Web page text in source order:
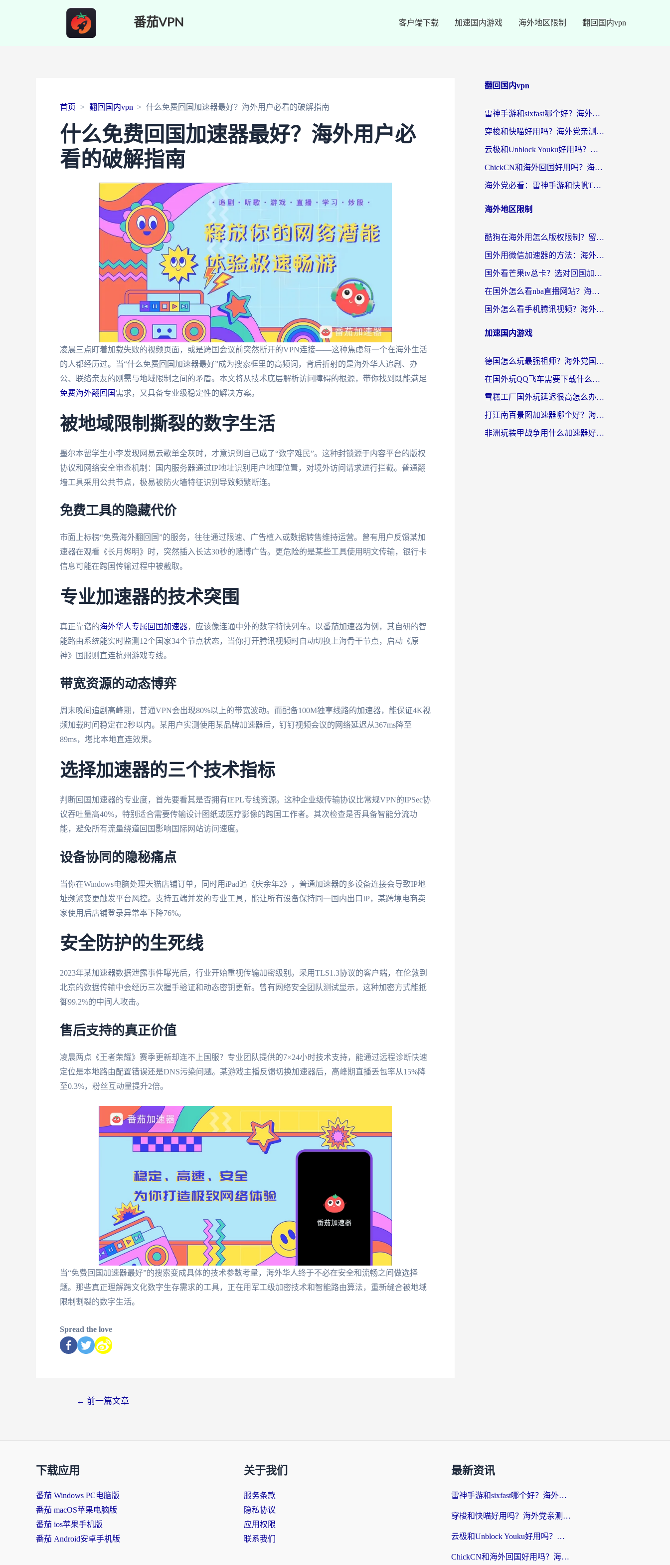
番茄VPN 客户端下载 加速国内游戏 海外地区限制 翻回国内vpn
首页 翻回国内vpn 什么免费回国加速器最好？海外用户必看的破解指南
什么免费回国加速器最好？海外用户必
看的破解指南
凌晨三点盯着加载失败的视频页面，或是跨国会议前突然断开的VPN连接——这种焦虑每一个在海外生活
的人都经历过。当“什么免费回国加速器最好”成为搜索框里的高频词，背后折射的是海外华人追剧、办
公、联络亲友的刚需与地域限制之间的矛盾。本文将从技术底层解析访问障碍的根源，带你找到既能满足
免费海外翻回国 需求，又具备专业级稳定性的解决方案。
被地域限制撕裂的数字生活
墨尔本留学生小李发现网易云歌单全灰时，才意识到自己成了“数字难民”。这种封锁源于内容平台的版权
协议和网络安全审查机制：国内服务器通过IP地址识别用户地理位置，对境外访问请求进行拦截。普通翻
墙工具采用公共节点，极易被防火墙特征识别导致频繁断连。
免费工具的隐藏代价
市面上标榜“免费海外翻回国”的服务，往往通过限速、广告植入或数据转售维持运营。曾有用户反馈某加
速器在观看《长月烬明》时，突然插入长达30秒的赌博广告。更危险的是某些工具使用明文传输，银行卡
信息可能在跨国传输过程中被截取。
专业加速器的技术突围
真正靠谱的海外华人专属回国加速器，应该像连通中外的数字特快列车。以番茄加速器为例，其自研的智
能路由系统能实时监测12个国家34个节点状态，当你打开腾讯视频时自动切换上海骨干节点，启动《原
神》国服则直连杭州游戏专线。
带宽资源的动态博弈
周末晚间追剧高峰期，普通VPN会出现80%以上的带宽波动。而配备100M独享线路的加速器，能保证4K视
频加载时间稳定在2秒以内。某用户实测使用某品牌加速器后，钉钉视频会议的网络延迟从367ms降至
89ms，堪比本地直连效果。
选择加速器的三个技术指标
判断回国加速器的专业度，首先要看其是否拥有IEPL专线资源。这种企业级传输协议比常规VPN的IPSec协
议吞吐量高40%，特别适合需要传输设计图纸或医疗影像的跨国工作者。其次检查是否具备智能分流功
能，避免所有流量绕道回国影响国际网站访问速度。
设备协同的隐秘痛点
当你在Windows电脑处理天猫店铺订单，同时用iPad追《庆余年2》，普通加速器的多设备连接会导致IP地
址频繁变更触发平台风控。支持五端并发的专业工具，能让所有设备保持同一国内出口IP，某跨境电商卖
家使用后店铺登录异常率下降76%。
安全防护的生死线
2023年某加速器数据泄露事件曝光后，行业开始重视传输加密级别。采用TLS1.3协议的客户端，在伦敦到
北京的数据传输中会经历三次握手验证和动态密钥更新。曾有网络安全团队测试显示，这种加密方式能抵
御99.2%的中间人攻击。
售后支持的真正价值
凌晨两点《王者荣耀》赛季更新却连不上国服？专业团队提供的7×24小时技术支持，能通过远程诊断快速
定位是本地路由配置错误还是DNS污染问题。某游戏主播反馈切换加速器后，高峰期直播丢包率从15%降
至0.3%，粉丝互动量提升2倍。
当“免费回国加速器最好”的搜索变成具体的技术参数考量，海外华人终于不必在安全和流畅之间做选择
题。那些真正理解跨文化数字生存需求的工具，正在用军工级加密技术和智能路由算法，重新缝合被地域
限制割裂的数字生活。
Spread the love
← 前一篇文章
翻回国内vpn
雷神手游和sixfast哪个好？海外党亲测3款回国加速器，教你选对不踩坑
穿梭和快喵好用吗？海外党亲测：小众加速器对比+番茄加速器深度体验
云极和Unblock Youku好用吗？海外党亲测+2026回国加速器避坑指南
ChickCN和海外回国好用吗？海外党2026亲测：从手游到影音，选对加速器的3个关键
海外党必看：雷神手游和快帆TV版好用吗？3步选对回国加速器不踩坑
海外地区限制
酷狗在海外用怎么版权限制？留学生亲测：3步解决听国内音乐难题
国外用微信加速器的方法：海外党无缝连接国内生活的实用指南
国外看芒果tv总卡？选对回国加速器，轻松追《浪姐》不费劲
在国外怎么看nba直播网站？海外党专属体育观赛指南，告别地区限制！
国外怎么看手机腾讯视频？海外党亲测有效的追剧加速器选择指南
加速国内游戏
德国怎么玩最强祖师？海外党国服游戏加速器选择全攻略（附宝可梦Online实测）
在国外玩QQ飞车需要下载什么加速器呢？海外党亲测有效的国服游戏加速指南
雪糕工厂国外玩延迟很高怎么办？海外玩家国服游戏加速终极攻略（附实测推荐）
打江南百景图加速器哪个好？海外党踩坑N次后，终于找到不卡的秘诀
非洲玩装甲战争用什么加速器好？海外党亲测有效的国服游戏加速方案
下载应用
番茄 Windows PC电脑版
番茄 macOS苹果电脑版
番茄 ios苹果手机版
番茄 Android安卓手机版
关于我们
服务条款
隐私协议
应用权限
联系我们
最新资讯
雷神手游和sixfast哪个好？海外党亲测3款回国加速器，教你选对不踩坑
穿梭和快喵好用吗？海外党亲测：小众加速器对比+番茄加速器深度体验
云极和Unblock Youku好用吗？海外党亲测+2026回国加速器避坑指南
ChickCN和海外回国好用吗？海外党2026亲测：从手游到影音，选对加速器的3个关键